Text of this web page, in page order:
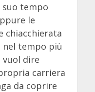
suo tempo
le
chiacchierata
nel tempo più
dire
carriera
da coprire